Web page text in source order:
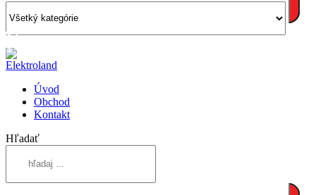
Úvod
Obchod
Kontakt
Hľadať